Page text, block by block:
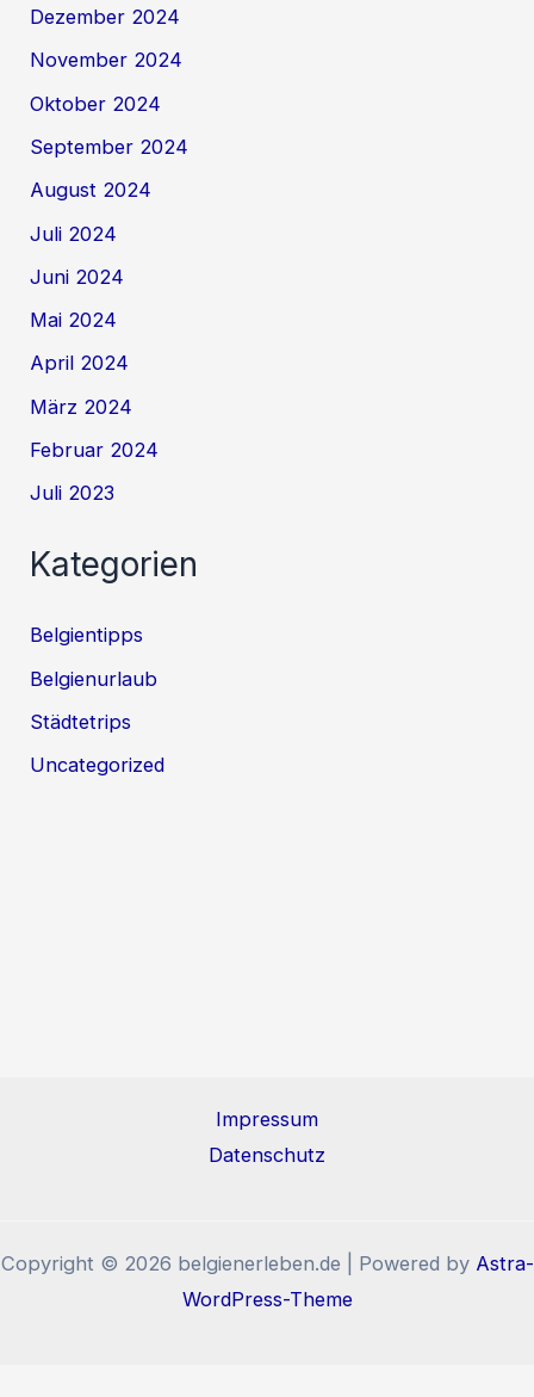
Dezember 2024
November 2024
Oktober 2024
September 2024
August 2024
Juli 2024
Juni 2024
Mai 2024
April 2024
März 2024
Februar 2024
Juli 2023
Kategorien
Belgientipps
Belgienurlaub
Städtetrips
Uncategorized
Impressum
Datenschutz
Copyright © 2026 belgienerleben.de | Powered by Astra-
WordPress-Theme